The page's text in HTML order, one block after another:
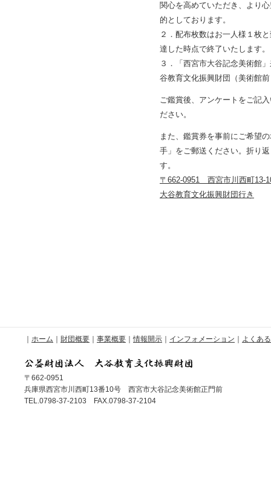
関心を高めていただき、より
的としております。
２．配布枚数はお一人様１枚
達した時点で終了いたします。
３．「西宮市大谷記念美術館
谷教育文化振興財団（美術館
ご鑑賞後、アンケートをご記
ださい。
また、鑑賞券を事前にご希望
手」をご郵送ください。折り
す。
〒662-0951 西宮市川西町13-
大谷教育文化振興財団行き
ホーム 財団概要 事業概要 ｜情報開示 インフォメーション よくあ
〒662-0951
兵庫県西宮市川西町13番10号 西宮市大谷記念美術館正門前
TEL.0798-37-2103 FAX.0798-37-2104